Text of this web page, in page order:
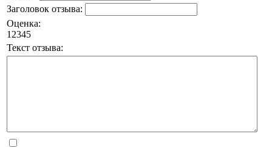
Заголовок отзыва:
Оценка:
1 2345
Текст отзыва: